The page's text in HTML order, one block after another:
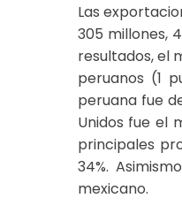
Las
305 millones,
resultados, el
peruanos (1
peruana fue
Unidos fue el
principales
34%.
mexicano.